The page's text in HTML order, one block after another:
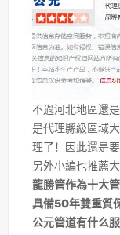
不過河北地區還
是代理縣級區域
理了！因此還是
另外小編也推薦
龍勝管作為十大
具備50年雙重質保
公元管道有什么服